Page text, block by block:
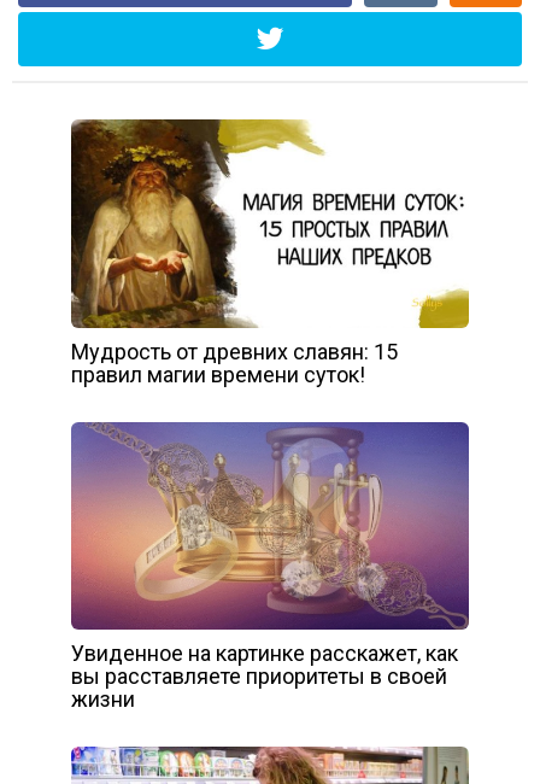
Мудрость от древних славян: 15
правил магии времени суток!
Увиденное на картинке расскажет, как
вы расставляете приоритеты в своей
жизни